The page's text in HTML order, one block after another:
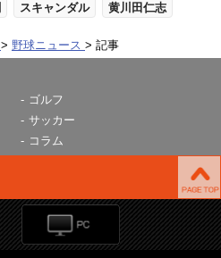
スキャンダル 黄川田仁志
野球ニュース 記事
ゴルフ
サッカー
コラム